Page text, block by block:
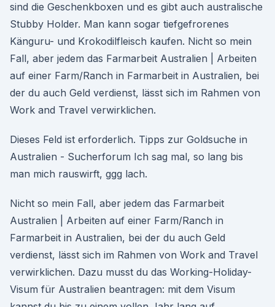
sind die Geschenkboxen und es gibt auch australische
Stubby Holder. Man kann sogar tiefgefrorenes
Känguru- und Krokodilfleisch kaufen. Nicht so mein
Fall, aber jedem das Farmarbeit Australien | Arbeiten
auf einer Farm/Ranch in Farmarbeit in Australien, bei
der du auch Geld verdienst, lässt sich im Rahmen von
Work and Travel verwirklichen.
Dieses Feld ist erforderlich. Tipps zur Goldsuche in
Australien - Sucherforum Ich sag mal, so lang bis
man mich rauswirft, ggg lach.
Nicht so mein Fall, aber jedem das Farmarbeit
Australien | Arbeiten auf einer Farm/Ranch in
Farmarbeit in Australien, bei der du auch Geld
verdienst, lässt sich im Rahmen von Work and Travel
verwirklichen. Dazu musst du das Working-Holiday-
Visum für Australien beantragen: mit dem Visum